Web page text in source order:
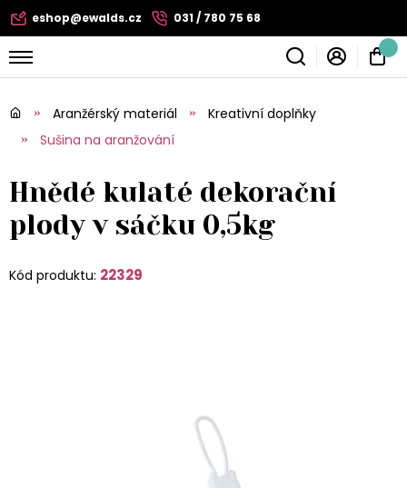
eshop@ewalds.cz 031 / 780 75 68
Aranžérský materiál
Kreativní doplňky
Sušina na aranžování
Hnědé kulaté dekorační
plody v sáčku 0,5kg
Kód produktu: 22329